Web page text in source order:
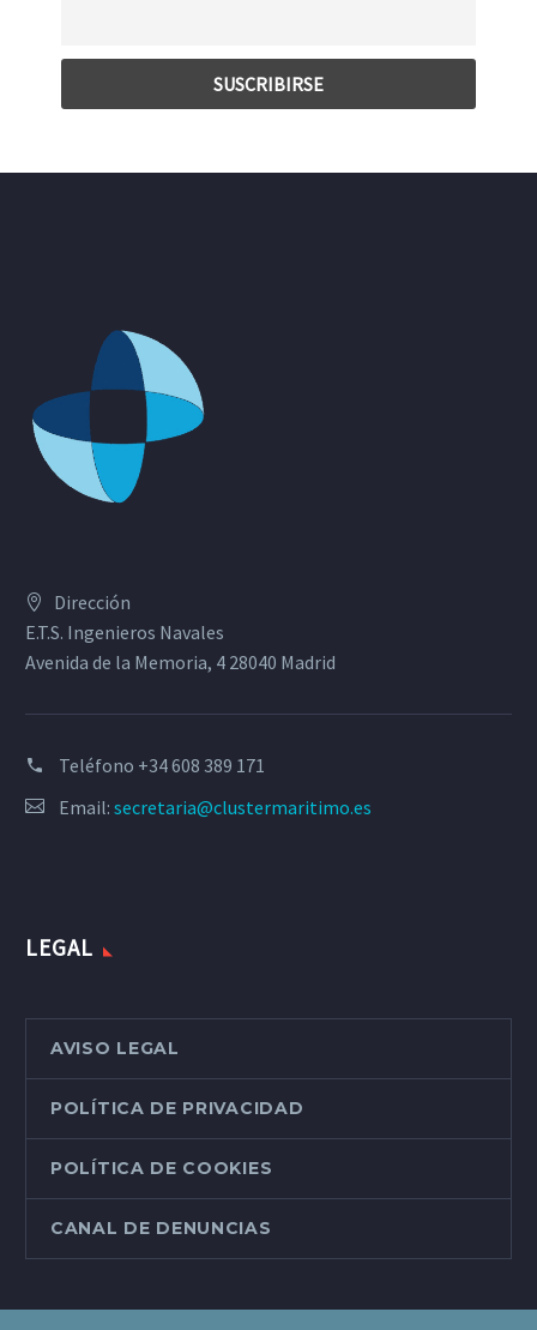
Dirección
E.T.S. Ingenieros Navales
Avenida de la Memoria, 4 28040 Madrid
Teléfono +34 608 389 171
Email: secretaria@clustermaritimo.es
LEGAL
AVISO LEGAL
POLÍTICA DE PRIVACIDAD
POLÍTICA DE COOKIES
CANAL DE DENUNCIAS